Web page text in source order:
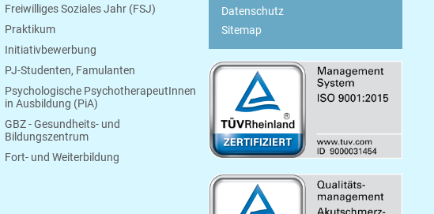
Freiwilliges Soziales Jahr (FSJ)
Praktikum
Initiativbewerbung
PJ-Studenten, Famulanten
Psychologische PsychotherapeutInnen
in Ausbildung (PiA)
GBZ - Gesundheits- und
Bildungszentrum
Fort- und Weiterbildung
Datenschutz
Sitemap